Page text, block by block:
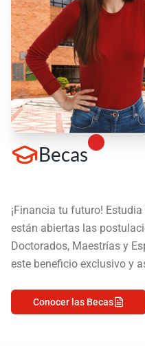
Becas
¡Financia tu futuro!
están abiertas las
Doctorados, Maestrías y
este beneficio exclusivo y
Conocer las Becas